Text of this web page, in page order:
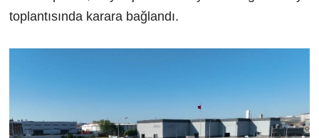
toplantısında karara bağlandı.